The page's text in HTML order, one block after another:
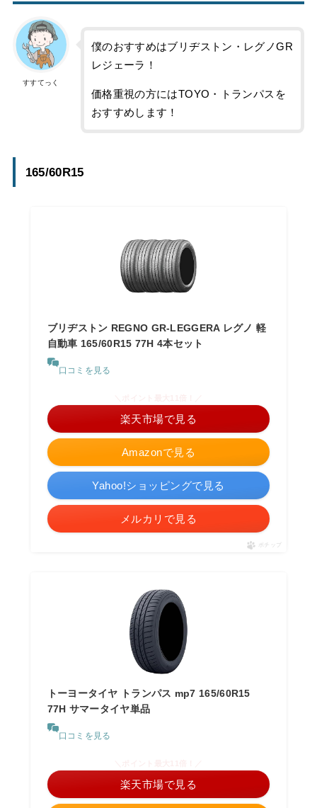
すすてっく
僕のおすすめはブリヂストン・レグノGR
レジェーラ！
価格重視の方にはTOYO・トランパスを
おすすめします！
165/60R15
ブリヂストン REGNO GR-LEGGERA レグノ 軽
自動車 165/60R15 77H 4本セット
口コミを見る
Amazonで見る
楽天市場で見る
Yahoo!ショッピングで見る
メルカリで見る
ポチップ
トーヨータイヤ トランパス mp7 165/60R15
77H サマータイヤ単品
口コミを見る
楽天市場で見る